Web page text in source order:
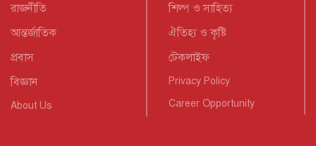
রাজনীতি
আন্তর্জাতিক
প্রবাস
বিজ্ঞান
About Us
শিল্প ও সাহিত্য
ঐতিহ্য ও কৃষ্টি
টেকলাইফ
Privacy Policy
Career Opportunity